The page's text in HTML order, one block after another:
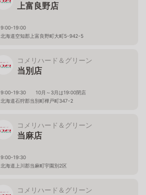
上富良野店
9:00-19:00
北海道空知郡上富良野町大町5-942-5
コメリハード＆グリーン
当別店
9:00-19:30 10月～3月は19:00閉店
北海道石狩郡当別町樺戸町347-2
コメリハード＆グリーン
当麻店
9:00-19:30
北海道上川郡当麻町宇園別2区
コメリハード＆グリーン